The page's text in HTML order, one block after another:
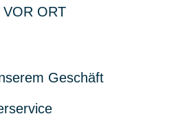
VOR ORT
Geschäft